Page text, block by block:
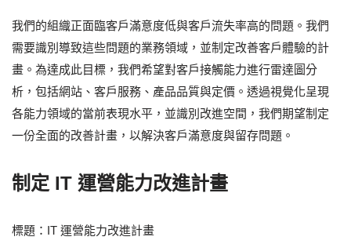
我們的組織正面臨客戶滿意度低與客戶流失率高的問題。我們
需要識別導致這些問題的業務領域，並制定改善客戶體驗的計
畫。為達成此目標，我們希望對客戶接觸能力進行雷達圖分
析，包括網站、客戶服務、產品品質與定價。透過視覺化呈現
各能力領域的當前表現水平，並識別改進空間，我們期望制定
一份全面的改善計畫，以解決客戶滿意度與留存問題。
制定 IT 運營能力改進計畫
標題：IT 運營能力改進計畫